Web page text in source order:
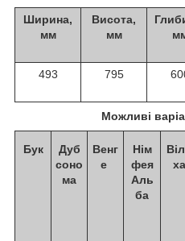
Ширина,
мм
Висота,
мм
493
795
Можливі
Бук
Дуб
соно
ма
Венг
е
Нім
фея
Аль
ба
ха